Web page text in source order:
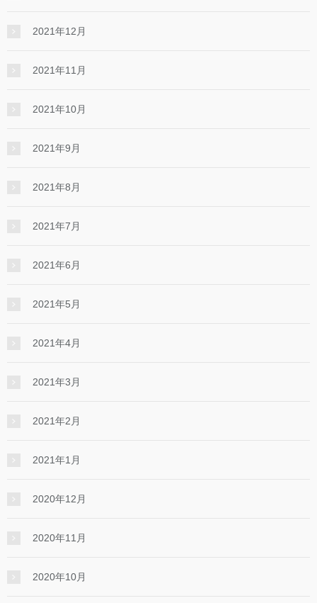
2021年12月
2021年11月
2021年10月
2021年9月
2021年8月
2021年7月
2021年6月
2021年5月
2021年4月
2021年3月
2021年2月
2021年1月
2020年12月
2020年11月
2020年10月